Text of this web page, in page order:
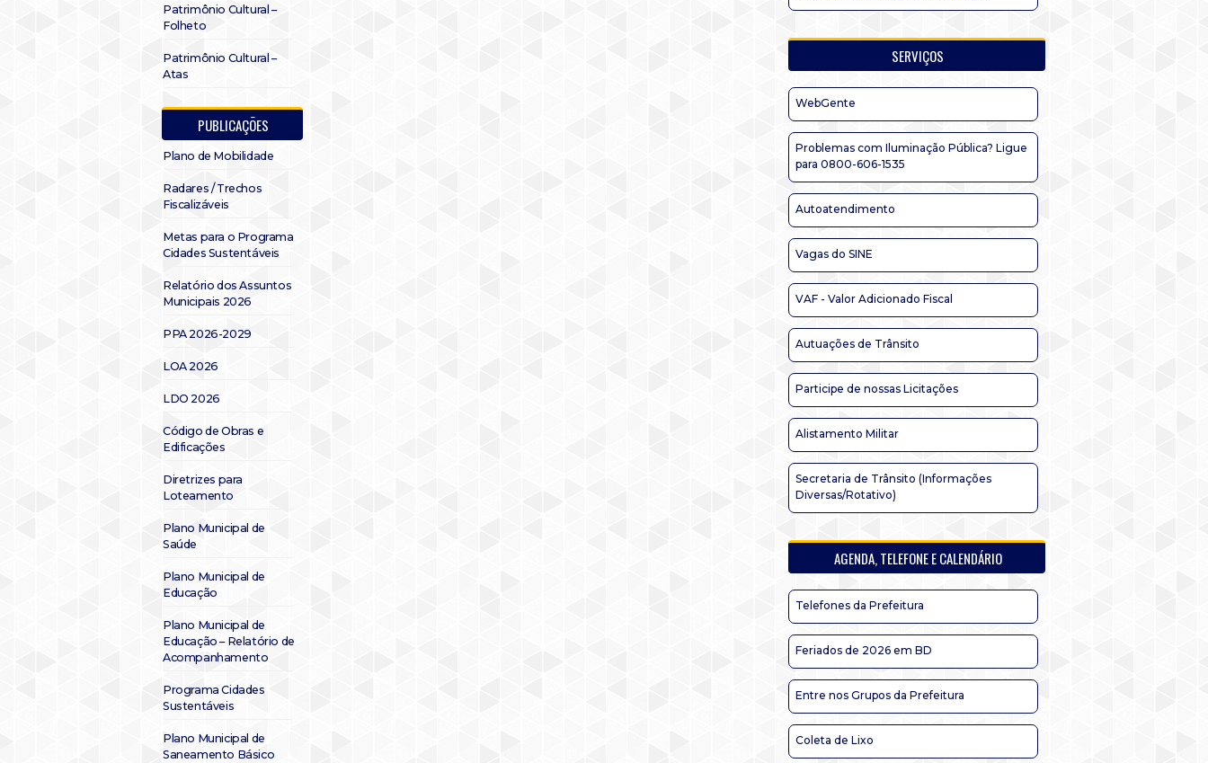
Patrimônio Cultural –
Folheto
Patrimônio Cultural –
Atas
PUBLICAÇÕES
Plano de Mobilidade
Radares / Trechos
Fiscalizáveis
Metas para o Programa
Cidades Sustentáveis
Relatório dos Assuntos
Municipais 2026
PPA 2026-2029
LOA 2026
LDO 2026
Código de Obras e
Edificações
Diretrizes para
Loteamento
Plano Municipal de
Saúde
Plano Municipal de
Educação
Plano Municipal de
Educação – Relatório de
Acompanhamento
Programa Cidades
Sustentáveis
Plano Municipal de
Saneamento Básico
SERVIÇOS
WebGente
Problemas com Iluminação Pública? Ligue
para 0800-606-1535
Autoatendimento
Vagas do SINE
VAF - Valor Adicionado Fiscal
Autuações de Trânsito
Participe de nossas Licitações
Alistamento Militar
Secretaria de Trânsito (Informações
Diversas/Rotativo)
AGENDA, TELEFONE E CALENDÁRIO
Telefones da Prefeitura
Feriados de 2026 em BD
Entre nos Grupos da Prefeitura
Coleta de Lixo